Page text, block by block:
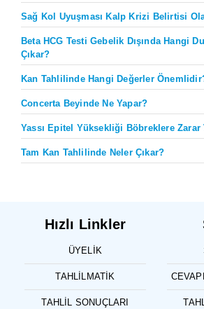
Sağ Kol Uyuşması Kalp Krizi Belirtisi
Beta HCG Testi Gebelik Dışında Hangi
Çıkar?
Kan Tahlilinde Hangi Değerler
Concerta Beyinde Ne Yapar?
Yassı Epitel Yüksekliği Böbreklere Zarar
Tam Kan Tahlilinde Neler Çıkar?
Hızlı Linkler
ÜYELIK
TAHLILMATIK
TAHLIL SONUÇLARI